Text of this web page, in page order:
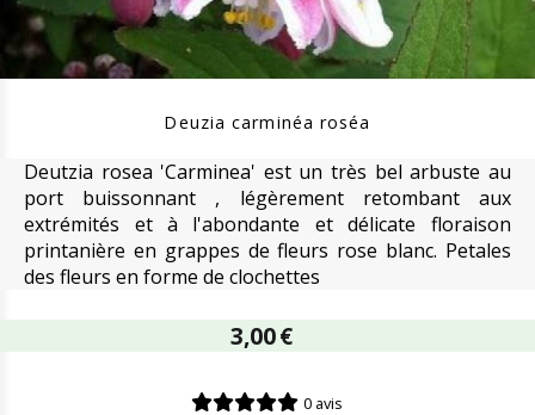
Deuzia carminéa roséa
Deutzia rosea 'Carminea' est un très bel arbuste au
port buissonnant , légèrement retombant aux
extrémités et à l'abondante et délicate floraison
printanière en grappes de fleurs rose blanc. Petales
des fleurs en forme de clochettes
3,00€
0 avis